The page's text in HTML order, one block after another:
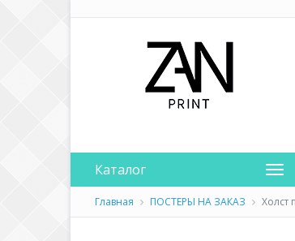
Каталог
Главная ПОСТЕРЫ НА ЗАКАЗ Холст